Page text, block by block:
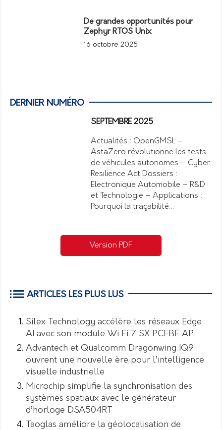
De grandes opportunités pour
Zephyr RTOS Unix
16 octobre 2025
DERNIER NUMÉRO
SEPTEMBRE 2025
Actualités : OpenGMSL –
AstaZero révolutionne les tests
de véhicules autonomes – Cyber
Resilience Act Dossiers :
Electronique Automobile – R&D
et Technologie – Applications :
Pourquoi la traçabilité…
Version PDF
ARTICLES LES PLUS LUS
Silex Technology accélère les réseaux Edge
AI avec son module Wi Fi 7 SX PCEBE AP
Advantech et Qualcomm Dragonwing IQ9
ouvrent une nouvelle ère pour l’intelligence
visuelle industrielle
Microchip simplifie la synchronisation des
systèmes spatiaux avec le générateur
d’horloge DSA504RT
Taoglas améliore la géolocalisation de